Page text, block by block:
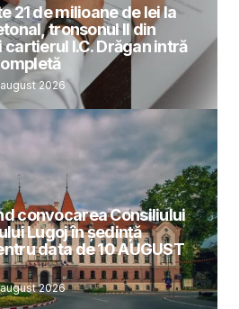
21 de milioane de lei la
tronsonul II din
I.C. Drăgan intră
2026
convocarea Consiliului
Lugoj în şedinţă
data de 10 AUGUST
2026